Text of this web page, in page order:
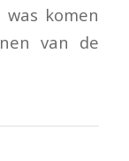
komen
van de